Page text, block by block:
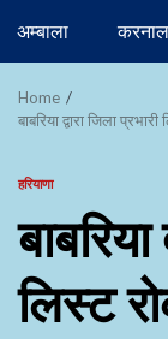
content
अम्बाला करनाल
Home
बाबरिया द्वारा जिला
हरियाणा
बाबरिया
लिस्ट